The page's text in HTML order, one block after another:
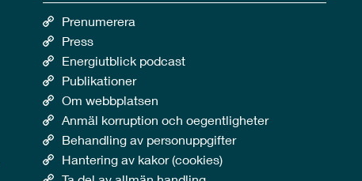
Prenumerera
Press
Energiutblick podcast
Publikationer
Om webbplatsen
Anmäl korruption och oegentligheter
Behandling av personuppgifter
Hantering av kakor (cookies)